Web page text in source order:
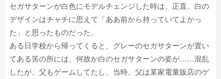
セガサターンが白色にモデルチェンジした時は、正直、白の
デザインはチャチに思えて「ああ前から持っていてよかっ
た」と思ったものだった。
ある日学校から帰ってくると、グレーのセガサターンが置い
てある筈の所には、何故か白のセガサターンの姿が……混乱
したが、父もゲームしてたし、当時、父は某家電量販店のゲ